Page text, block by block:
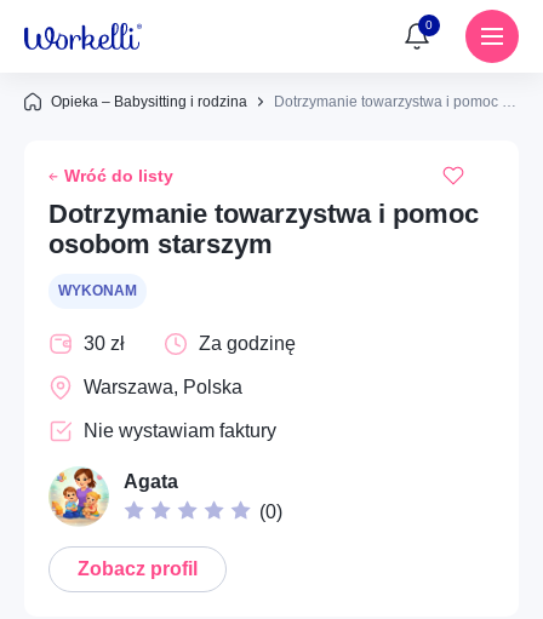
0
Brak powiadomień
Usługi
Dom – Remonty i prace budowlane
Instalacje – Elektryka
Społeczne – Wolontariat i pomoc społeczna
Cyfrowe – Kreatywne usługi wizualne
Mobilność – Auto, moto i mechanika
Opieka – Babysitting i rodzina Dotrzymanie towarzystwa i pomoc osobom starszym
Wróć do listy
Ups...
Aby dodać ogłoszenie do ulubionych, musisz się
Nie posiadasz jeszcze konta?
Dotrzymanie towarzystwa i pomoc
osobom starszym
WYKONAM
30 zł Za godzinę
Warszawa, Polska
Nie wystawiam faktury
Agata
(0)
Zobacz profil